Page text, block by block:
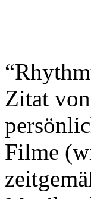
Zitat
Filme